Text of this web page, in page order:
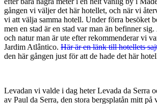
gången vi väljer det här hotellet, och när vi
vi att välja samma hotell. Under förra besöket
men en stad är en stad var man än befinner
och natur man är ute efter rekommenderar vi
Jardim Atlântico. Här är en länk till hotellets
den här gången just för att de hade det här
Levadan vi valde i dag heter Levada da Serra
av Paul da Serra, den stora bergsplatån mitt på